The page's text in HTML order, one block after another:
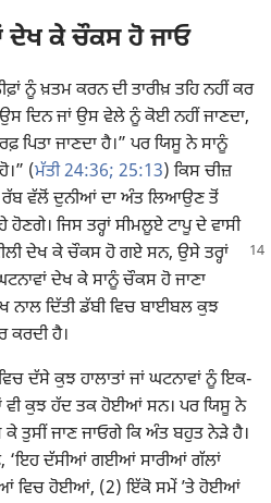
ਕੇ ਚੌਕਸ ਹੋ ਜਾਓ
ਨੂੰ ਖ਼ਤਮ ਕਰਨ ਦੀ ਤਾਰੀਖ਼ ਤਹਿ ਨਹੀਂ ਕਰ
ਦਿਨ ਜਾਂ ਉਸ ਵੇਲੇ ਨੂੰ ਕੋਈ ਨਹੀਂ ਜਾਣਦਾ,
ਪਿਤਾ ਜਾਣਦਾ ਹੈ।” ਪਰ ਯਿਸੂ ਨੇ ਸਾਨੂੰ
(ਮੱਤੀ 24:36; 25:13) ਕਿਸ ਚੀਜ਼
ਰੱਬ ਵੱਲੋਂ ਦੁਨੀਆਂ ਦਾ ਅੰਤ ਲਿਆਉਣ ਤੋਂ
ਜਿਸ ਤਰ੍ਹਾਂ ਸੀਮਲੂਏ ਟਾਪੂ ਦੇ ਵਾਸੀ
ਦੇਖ ਕੇ ਚੌਕਸ ਹੋ ਗਏ ਸਨ, ਉਸੇ ਤਰ੍ਹਾਂ
ਦੇਖ ਕੇ ਸਾਨੂੰ ਚੌਕਸ ਹੋ ਜਾਣਾ
ਨਾਲ ਦਿੱਤੀ ਡੱਬੀ ਵਿਚ ਬਾਈਬਲ ਕੁਝ
ਕਰਦੀ ਹੈ।
ਦੱਸੇ ਕੁਝ ਹਾਲਾਤਾਂ ਜਾਂ ਘਟਨਾਵਾਂ ਨੂੰ ਇਕ-
ਵੀ ਕੁਝ ਹੱਦ ਤਕ ਹੋਈਆਂ ਸਨ। ਪਰ ਯਿਸੂ ਨੇ
ਤੁਸੀਂ ਜਾਣ ਜਾਓਗੇ ਕਿ ਅੰਤ ਬਹੁਤ ਨੇੜੇ ਹੈ।
‘ਇਹ ਦੱਸੀਆਂ ਗਈਆਂ ਸਾਰੀਆਂ ਗੱਲਾਂ
ਵਿਚ ਹੋਈਆਂ, (2) ਇੱਕੋ ਸਮੇਂ ʼਤੇ ਹੋਈਆਂ